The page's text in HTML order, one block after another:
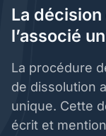
La
l’associé
La procédure
de dissolution
unique. Cette
écrit et